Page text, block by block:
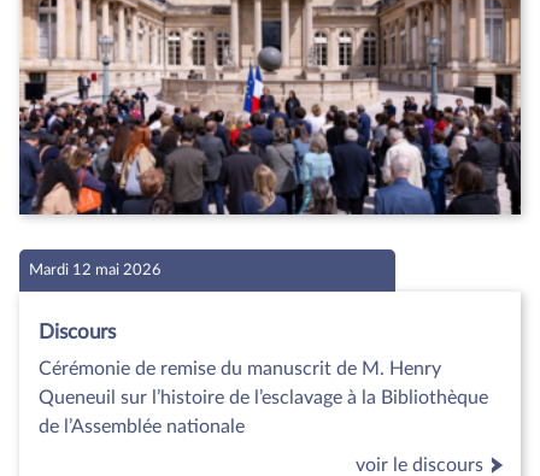
Mardi 12 mai 2026
Discours
Cérémonie de remise du manuscrit de M. Henry
Queneuil sur l’histoire de l’esclavage à la Bibliothèque
de l’Assemblée nationale
voir le discours